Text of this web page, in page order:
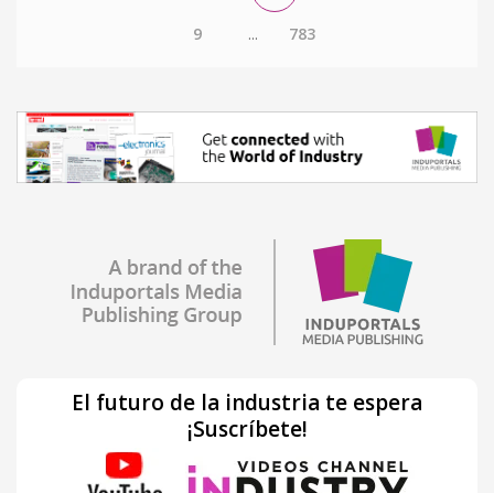
9 ... 783
El futuro de la industria te espera
¡Suscríbete!